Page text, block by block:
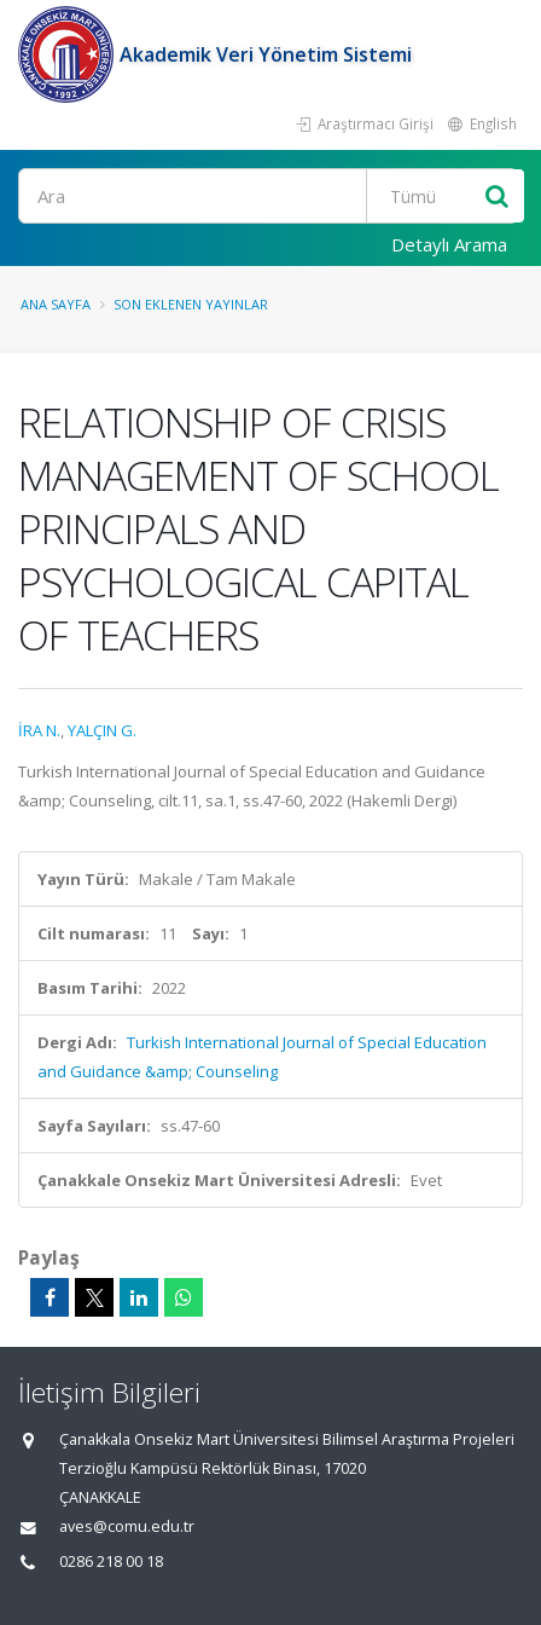
Akademik Veri Yönetim Sistemi
Araştırmacı Girişi English
Ara
Detaylı Arama
ANA SAYFA SON EKLENEN YAYINLAR
RELATIONSHIP OF CRISIS
MANAGEMENT OF SCHOOL
PRINCIPALS AND
PSYCHOLOGICAL CAPITAL
OF TEACHERS
İRA N.,YALÇIN G.
Turkish International Journal of Special Education and Guidance
&amp; Counseling, cilt.11, sa.1, ss.47-60, 2022 (Hakemli Dergi)
Yayın Türü: Makale / Tam Makale
Cilt numarası: 11 Sayı: 1
Basım Tarihi: 2022
Dergi Adı: Turkish International Journal of Special Education
and Guidance &amp; Counseling
Sayfa Sayıları: ss.47-60
Çanakkale Onsekiz Mart Üniversitesi Adresli: Evet
Paylaş
İletişim Bilgileri
Çanakkala Onsekiz Mart Üniversitesi Bilimsel Araştırma Projeleri
Terzioğlu Kampüsü Rektörlük Binası, 17020
ÇANAKKALE
aves@comu.edu.tr
0286 218 00 18